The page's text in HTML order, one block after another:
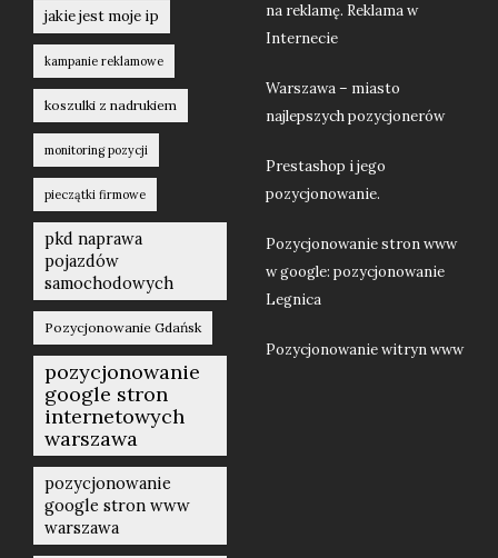
jakie jest moje ip
kampanie reklamowe
koszulki z nadrukiem
monitoring pozycji
pieczątki firmowe
pkd naprawa
pojazdów
samochodowych
Pozycjonowanie Gdańsk
pozycjonowanie
google stron
internetowych
warszawa
pozycjonowanie
google stron www
warszawa
na reklamę. Reklama w
Internecie
Warszawa – miasto
najlepszych pozycjonerów
Prestashop i jego
pozycjonowanie.
Pozycjonowanie stron www
w google: pozycjonowanie
Legnica
Pozycjonowanie witryn www